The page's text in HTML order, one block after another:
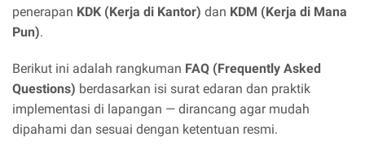
penerapan KDK (Kerja di Kantor) dan KDM (Kerja di Mana
Pun).
Berikut ini adalah rangkuman FAQ (Frequently Asked
Questions) berdasarkan isi surat edaran dan praktik
implementasi di lapangan — dirancang agar mudah
dipahami dan sesuai dengan ketentuan resmi.